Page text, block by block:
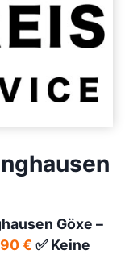
Göxe –
€ ✅ Keine